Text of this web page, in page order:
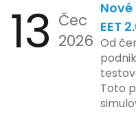
limity
Tato
13 Čec
2026
EET
Od
Toto